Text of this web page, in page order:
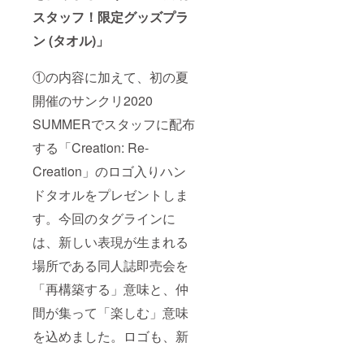
スタッフ！限定グッズプラ
ン (タオル)」
①の内容に加えて、初の夏
開催のサンクリ2020
SUMMERでスタッフに配布
する「Creation: Re-
Creation」のロゴ入りハン
ドタオルをプレゼントしま
す。今回のタグラインに
は、新しい表現が生まれる
場所である同人誌即売会を
「再構築する」意味と、仲
間が集って「楽しむ」意味
を込めました。ロゴも、新